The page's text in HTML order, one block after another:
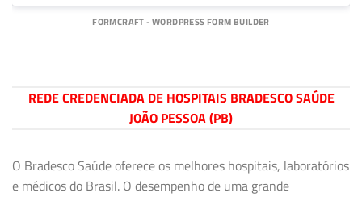
FORMCRAFT - WORDPRESS FORM BUILDER
REDE CREDENCIADA DE HOSPITAIS BRADESCO SAÚDE
JOÃO PESSOA (PB)
O Bradesco Saúde oferece os melhores hospitais, laboratórios
e médicos do Brasil. O desempenho de uma grande